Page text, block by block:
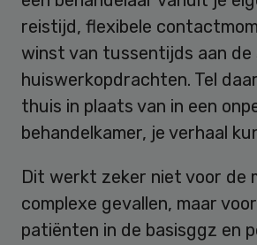
reistijd, flexibele
winst van tussentijds aan de
huiswerkopdrachten. Tel
thuis in plaats van in een
behandelkamer, je verhaal
Dit werkt zeker niet voor de
complexe gevallen, maar
patiënten in de basisggz en